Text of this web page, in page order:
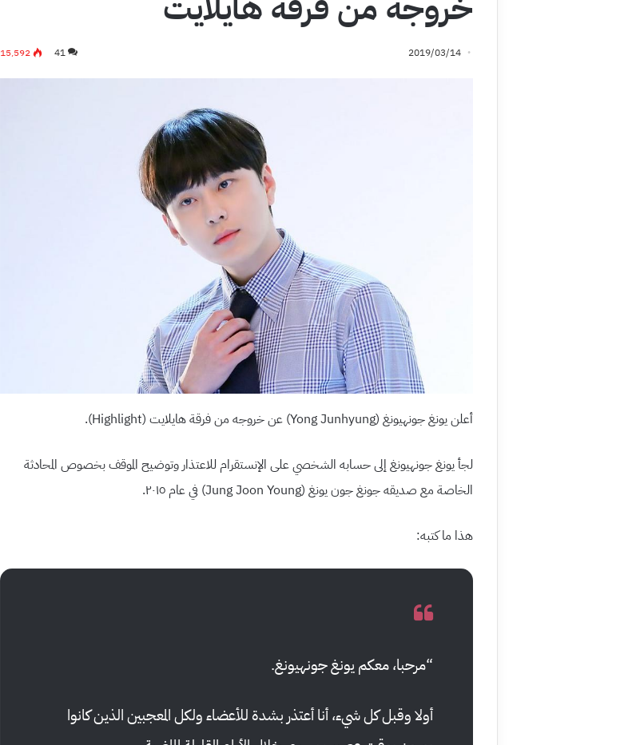
2019/03/14
41 15٬592
أعلن يونغ جونهيونغ (Yong Junhyung) عن خروجه من فرقة هايلايت (Highlight).
لجأ يونغ جونهيونغ إلى حسابه الشخصي على الإنستقرام للاعتذار وتوضيح الموقف بخصوص المحادثة
الخاصة مع صديقه جونغ جون يونغ (Jung Joon Young) في عام ٢٠١٥.
هذا ما كتبه:
“مرحبا، معكم يونغ جونهيونغ.
أولا وقبل كل شيء، أنا أعتذر بشدة للأعضاء ولكل المعجبين الذين كانوا